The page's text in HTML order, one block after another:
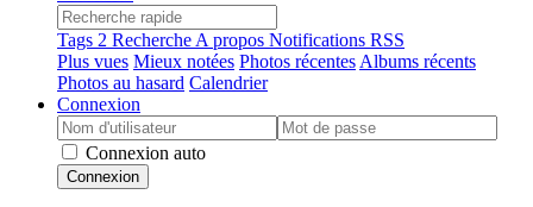
Tags 2 Recherche A propos Notifications RSS
Plus vues Mieux notées Photos récentes Albums récents
Photos au hasard Calendrier
Connexion
Connexion auto
Connexion